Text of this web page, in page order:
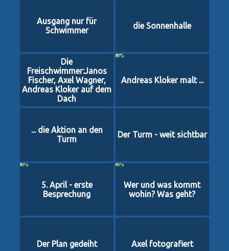
Ausgang nur für
Schwimmer
die Sonnenhalle
Die
Freischwimmer:Janos
Fischer, Axel Wagner,
Andreas Kloker auf dem
Dach
Andreas Kloker malt ...
... die Aktion an den
Turm
Der Turm - weit sichtbar
5. April - erste
Besprechung
Wer und was kommt
wohin? Was geht?
Der Plan gedeiht Axel fotografiert